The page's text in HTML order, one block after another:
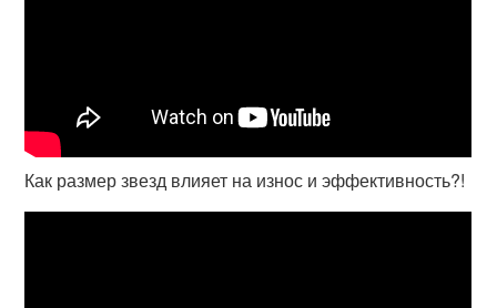
Как размер звезд влияет на износ и эффективность?!